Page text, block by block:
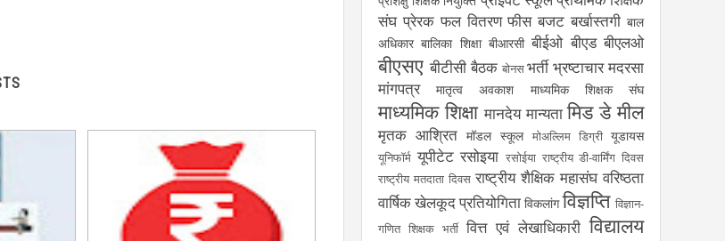
संघ प्रेरक फल वितरण फीस बजट बर्खास्तगी बाल
अधिकार बालिका शिक्षा बीआरसी बीईओ बीएड बीएलओ
बीएसए बीटीसी बैठक बोनस भर्ती भ्रष्टाचार मदरसा
मांगपत्र
मातृत्व अवकाश माध्यमिक शिक्षक संघ
माध्यमिक शिक्षा मानदेय मान्यता मिड डे मील
मृतक आश्रित मॉडल स्कूल मोअल्लिम डिग्री यूडायस
यूनिफॉर्म यूपीटेट रसोइया रसोईया राष्ट्रीय डी-वार्मिंग दिवस
राष्ट्रीय मतदाता दिवस राष्ट्रीय शैक्षिक महासंघ वरिष्ठता
वार्षिक खेलकूद प्रतियोगिता विकलांग विज्ञप्ति विज्ञान-
गणित शिक्षक भर्ती वित्त एवं लेखाधिकारी विद्यालय